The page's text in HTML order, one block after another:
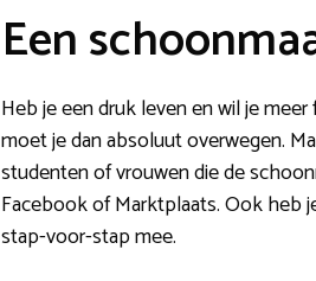
Een
Heb je een druk leven en wil je
moet je dan absoluut overwegen.
studenten of vrouwen die de
Facebook of Marktplaats. Ook heb
stap-voor-stap mee.